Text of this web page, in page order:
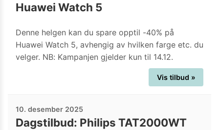
Huawei Watch 5
Denne helgen kan du spare opptil -40% på
Huawei Watch 5, avhengig av hvilken farge etc. du
velger. NB: Kampanjen gjelder kun til 14.12.
Vis tilbud »
10. desember 2025
Dagstilbud: Philips TAT2000WT